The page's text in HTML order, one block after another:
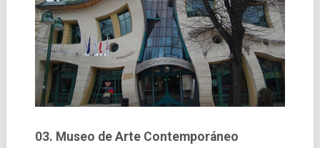
03. Museo de Arte Contemporáneo